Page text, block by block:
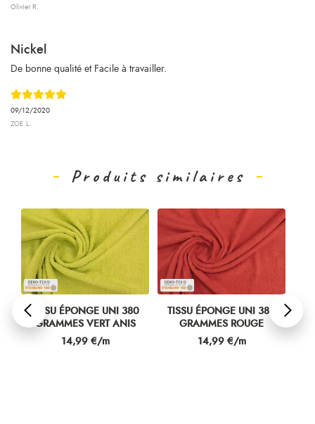
Olivier R.
09/12/2020
ZOE L.
Nickel
De bonne qualité et Facile à travailler.
Produits similaires
TISSU ÉPONGE UNI 380
GRAMMES VERT ANIS
Prix
14,99 €/m
TISSU ÉPONGE UNI 380
GRAMMES ROUGE
Prix
14,99 €/m